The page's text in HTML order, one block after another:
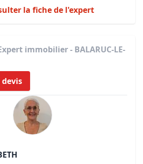
la fiche de l'expert
immobilier - BALARUC-LE-